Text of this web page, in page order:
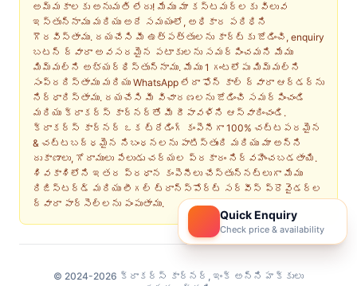
Quick Enquiry
Check price & availability
అమ్మకాలకు అనుమతి లేదు! మేము మా కస్టమర్‌లకు విలువ
ఇస్తున్నాము మరియు అదే సమయంలో, అధికార పరిధిని
గౌరవిస్తాము. దయచేసి మీ ఉత్పత్తులను కార్ట్‌కు జోడించి, enquiry
బటన్ ద్వారా అవసరమైన పటాకులను సమర్పించమని మేము
మిమ్మల్ని అభ్యర్థిస్తున్నాము. మేము 1 గంటలోపు మిమ్మల్ని
సంప్రదిస్తాము మరియు WhatsApp లేదా ఫోన్ కాల్ ద్వారా ఆర్డర్‌ను
నిర్ధారిస్తాము. దయచేసి మీ విచారణలను జోడించి సమర్పించండి
మరియు క్రాకర్స్ కార్నర్‌తో మీ దీపావళిని ఆస్వాదించండి.
క్రాకర్స్ కార్నర్ ఒక ట్రేడింగ్ కంపెనీగా 100% చట్టపరమైన
& చట్టబద్ధమైన నిబంధనలను పాటిస్తుంది మరియు మా అన్ని
దుకాణాలు, గోదాములు పేలుడు చర్యల ప్రకారం నిర్వహించబడతాయి.
శివకాశిలోని ఇతర ప్రధాన కంపెనీలు చేస్తున్నట్లుగా మేము
రిజిస్టర్డ్ మరియు లీగల్ ట్రాన్స్‌పోర్ట్ సర్వీస్ ప్రొవైడర్ల
ద్వారా పార్సెల్‌లను పంపుతాము.
© 2024-2026 క్రాకర్‌స్ కార్నర్, ఇంక్ అన్ని హక్కులు